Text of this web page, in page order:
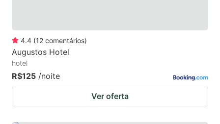
4.4 (12 comentários)
Augustos Hotel
hotel
R$125 /noite
Ver oferta